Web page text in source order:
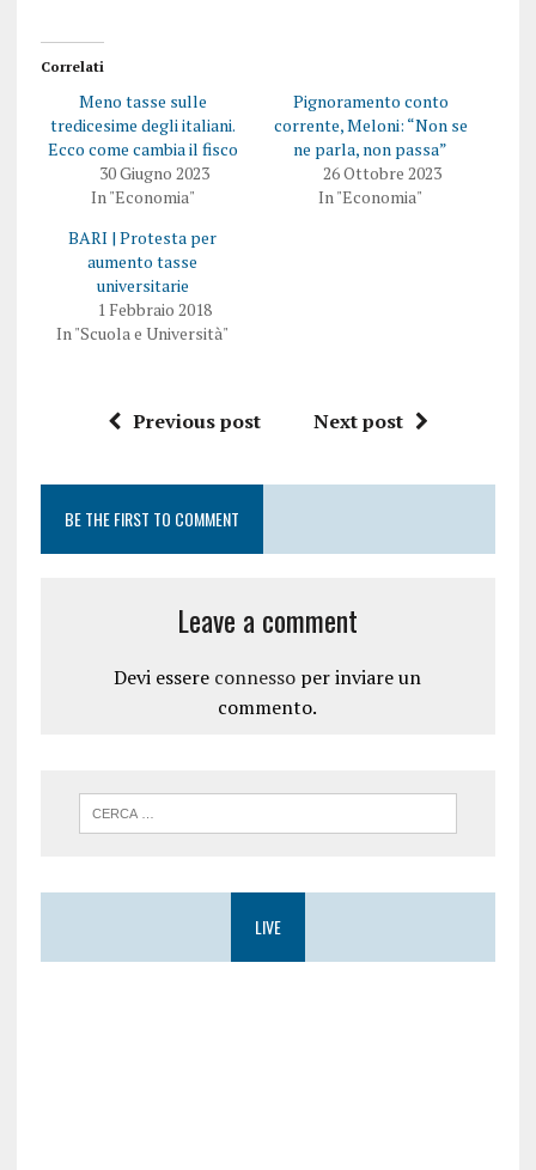
Correlati
Meno tasse sulle
tredicesime degli italiani.
Ecco come cambia il fisco
30 Giugno 2023
In "Economia"
Pignoramento conto
corrente, Meloni: “Non se
ne parla, non passa”
26 Ottobre 2023
In "Economia"
BARI | Protesta per
aumento tasse
universitarie
1 Febbraio 2018
In "Scuola e Università"
Previous post Next post
BE THE FIRST TO COMMENT
Leave a comment
Devi essere connesso per inviare un
commento.
LIVE